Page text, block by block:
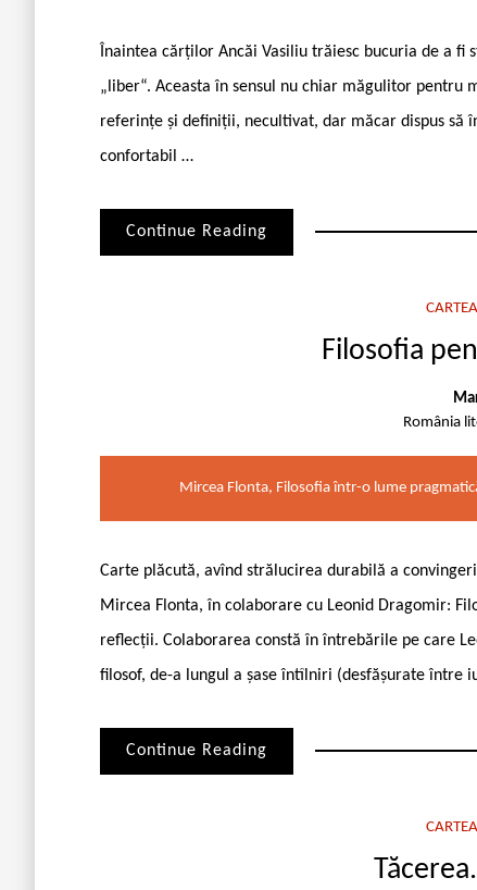
Înaintea cărților Ancăi Vasiliu trăiesc bucuria de a fi
„liber“. Aceasta în sensul nu chiar măgulitor
referințe și definiții, necultivat, dar măcar dispus să
confortabil …
Continue Reading
Filosofia
România
Mircea Flonta, Filosofia într-o lume
Carte plăcută, avînd strălucirea durabilă a
Mircea Flonta, în colaborare cu Leonid Dragomir:
reflecții. Colaborarea constă în întrebările pe care
filosof, de-a lungul a șase întîlniri (desfășurate între
Continue Reading